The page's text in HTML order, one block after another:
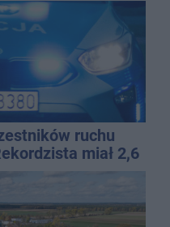
ruchu
miał 2,6